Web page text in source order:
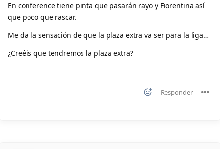
En conference tiene pinta que pasarán rayo y Fiorentina así
que poco que rascar.
Me da la sensación de que la plaza extra va ser para la liga…
¿Creéis que tendremos la plaza extra?
Responder